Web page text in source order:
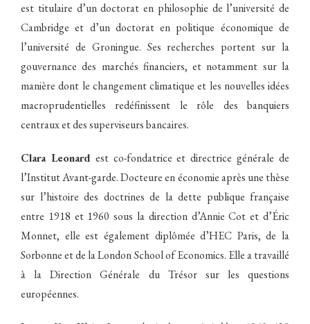
est titulaire d’un doctorat en philosophie de l’université de
Cambridge et d’un doctorat en politique économique de
l’université de Groningue. Ses recherches portent sur la
gouvernance des marchés financiers, et notamment sur la
manière dont le changement climatique et les nouvelles idées
macroprudentielles redéfinissent le rôle des banquiers
centraux et des superviseurs bancaires.
Clara Leonardest co-fondatrice et directrice générale de
l’Institut Avant-garde. Docteure en économie après une thèse
sur l’histoire des doctrines de la dette publique française
entre 1918 et 1960 sous la direction d’Annie Cot et d’Éric
Monnet, elle est également diplômée d’HEC Paris, de la
Sorbonne et de la London School of Economics. Elle a travaillé
à la Direction Générale du Trésor sur les questions
européennes.